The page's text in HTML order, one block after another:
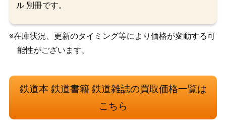
ル 別冊です。
※在庫状況、更新のタイミング等により価格が変動する可
能性がございます。
鉄道本 鉄道書籍 鉄道雑誌の買取価格一覧は
こちら